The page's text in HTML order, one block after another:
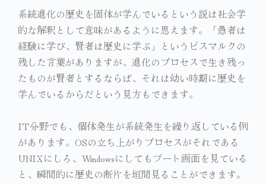
系統進化の歴史を固体が学んでいるという説は社会学
的な解釈として意味があるように思えます。「愚者は
経験に学び、賢者は歴史に学ぶ」というビスマルクの
残した言葉がありますが、進化のプロセスで生き残っ
たものが賢者とするならば、それは幼い時期に歴史を
学んでいるからだという見方もできます。
IT分野でも、個体発生が系統発生を繰り返している例
があります。OSの立ち上がりプロセスがそれである
UNIXにしろ、Windowsにしてもブート画面を見ている
と、瞬間的に歴史の断片を垣間見ることができます。